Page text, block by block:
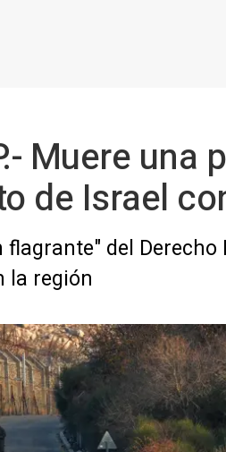
Muere una
de Israel
del
la región